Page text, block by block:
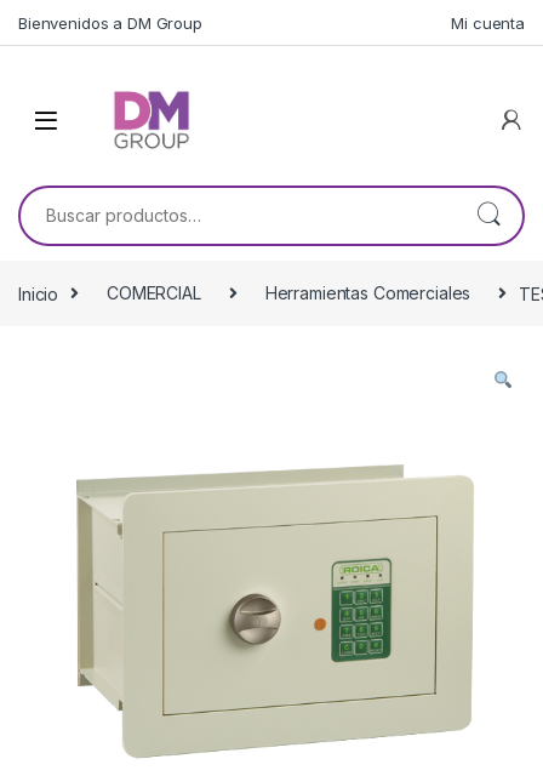
Bienvenidos a DM Group Mi cuenta
Buscar por:
Inicio COMERCIAL Herramientas Comerciales